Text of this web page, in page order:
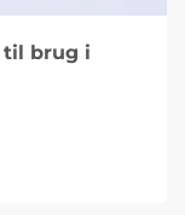
til brug i